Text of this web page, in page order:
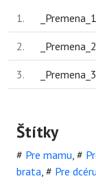
1.
2.
3.
Štítky
# Pre mamu #
brata # Pre dcéru